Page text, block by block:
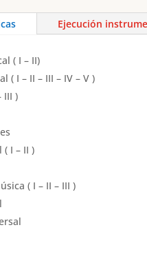
Ejecución
( I – II)
( I – II – III – IV – V )
III )
I – II )
( I – II – III )